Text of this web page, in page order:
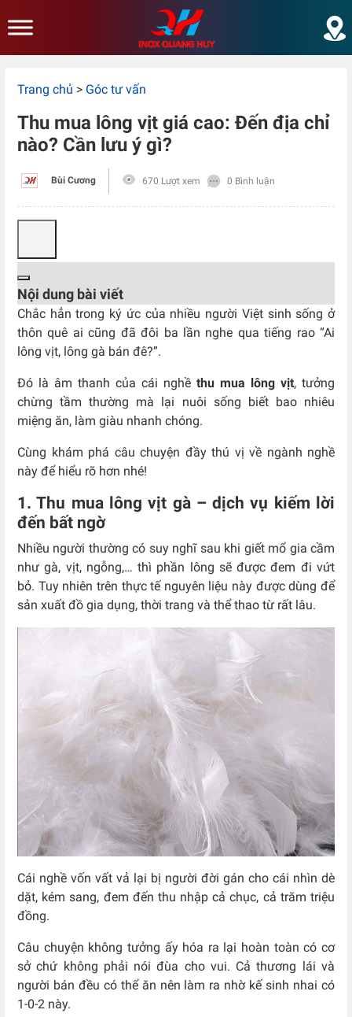
Trang chủ > Góc tư vấn
Thu mua lông vịt giá cao: Đến địa chỉ
nào? Cần lưu ý gì?
Bùi Cương 670 Lượt xem 0 Bình luận
Nội dung bài viết
Chắc hẳn trong ký ức của nhiều người Việt sinh sống ở
thôn quê ai cũng đã đôi ba lần nghe qua tiếng rao “Ai
lông vịt, lông gà bán đê?”.
Đó là âm thanh của cái nghề thu mua lông vịt, tưởng
chừng tầm thường mà lại nuôi sống biết bao nhiêu
miệng ăn, làm giàu nhanh chóng.
Cùng khám phá câu chuyện đầy thú vị về ngành nghề
này để hiểu rõ hơn nhé!
1. Thu mua lông vịt gà – dịch vụ kiếm lời
đến bất ngờ
Nhiều người thường có suy nghĩ sau khi giết mổ gia cầm
như gà, vịt, ngỗng,… thì phần lông sẽ được đem đi vứt
bỏ. Tuy nhiên trên thực tế nguyên liệu này được dùng để
sản xuất đồ gia dụng, thời trang và thể thao từ rất lâu.
Cái nghề vốn vất vả lại bị người đời gán cho cái nhìn dè
dặt, kém sang, đem đến thu nhập cả chục, cả trăm triệu
đồng.
Câu chuyện không tưởng ấy hóa ra lại hoàn toàn có cơ
sở chứ không phải nói đùa cho vui. Cả thương lái và
người bán đều có thể ăn nên làm ra nhờ kế sinh nhai có
1-0-2 này.